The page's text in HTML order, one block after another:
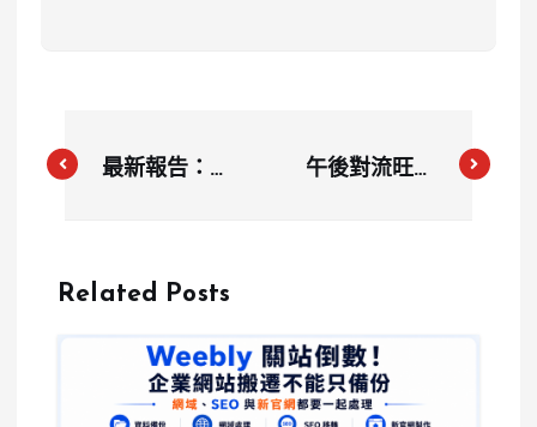
最新報告：全
大陸、英國及
出國
午後對流旺盛
Related Posts